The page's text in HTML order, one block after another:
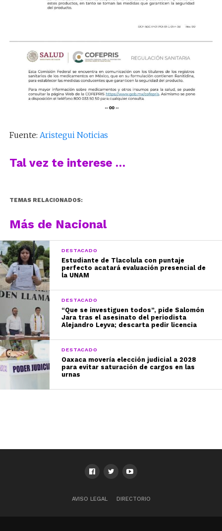
Fuente: Aristegui Noticias
Tal vez te interese …
TEMAS RELACIONADOS:
Más de Nacional
DESTACADO
Estudiante de Tlacolula con puntaje
perfecto acatará evaluación presencial de
la UNAM
DESTACADO
“Que se investiguen todos”, pide Salomón
Jara tras el asesinato del periodista
Alejandro Leyva; descarta pedir licencia
DESTACADO
Oaxaca movería elección judicial a 2028
para evitar saturación de cargos en las
urnas
AVISO LEGAL DIRECTORIO